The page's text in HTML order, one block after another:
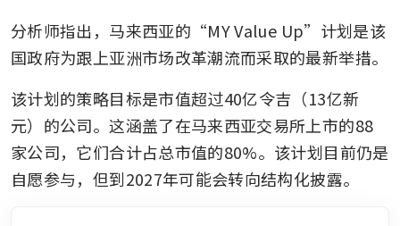
分析师指出，马来西亚的“MY Value Up”计划是该
国政府为跟上亚洲市场改革潮流而采取的最新举措。
该计划的策略目标是市值超过40亿令吉（13亿新
元）的公司。这涵盖了在马来西亚交易所上市的88
家公司，它们合计占总市值的80%。该计划目前仍是
自愿参与，但到2027年可能会转向结构化披露。